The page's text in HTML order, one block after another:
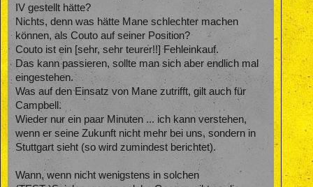
IV gestellt hätte?
Nichts, denn was hätte Mane schlechter machen
können, als Couto auf seiner Position?
Couto ist ein [sehr, sehr teurer!!] Fehleinkauf.
Das kann passieren, sollte man sich aber endlich mal
eingestehen.
Was auf den Einsatz von Mane zutrifft, gilt auch für
Campbell.
Wieder nur ein paar Minuten ... ich kann verstehen,
wenn er seine Zukunft nicht mehr bei uns, sondern in
Stuttgart sieht (so wird zumindest berichtet).
Wann, wenn nicht wenigstens in solchen